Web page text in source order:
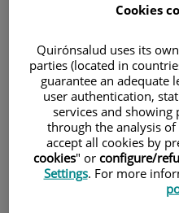
Coneix el nostre
La Unitat de
constituïda per
professionals
a l'estudi i el
afecció
Cookies
Quirónsalud uses its
parties (located in
guarantee an adequate
user authentication,
services and showing
through the analysis
accept all cookies by
cookies" or configure/
Settings. For more